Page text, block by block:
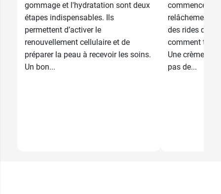
gommage et l'hydratation sont deux
étapes indispensables. Ils
permettent d’activer le
renouvellement cellulaire et de
préparer la peau à recevoir les soins.
Un bon...
commence à
relâchement
des rides qui
comment
Une crème,
pas de...